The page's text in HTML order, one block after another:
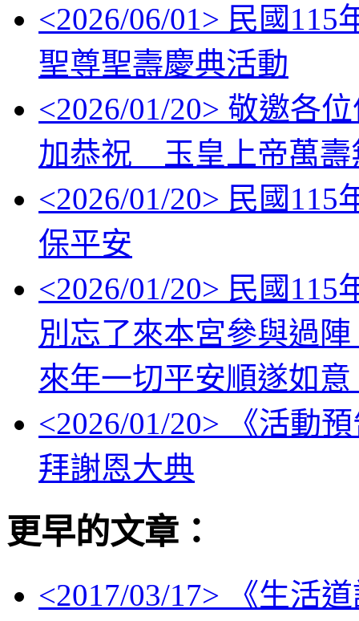
<2026/06/01> 民國115
聖尊聖壽慶典活動
<2026/01/20> 敬邀各
加恭祝 玉皇上帝萬壽
<2026/01/20> 民國115
保平安
<2026/01/20> 民國115
別忘了來本宮參與過
來年一切平安順遂如
<2026/01/20> 《活動
拜謝恩大典
更早的文章：
<2017/03/17> 《生活